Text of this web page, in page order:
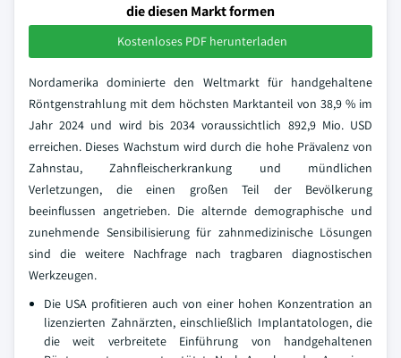
die diesen Markt formen
Kostenloses PDF herunterladen
Nordamerika dominierte den Weltmarkt für handgehaltene
Röntgenstrahlung mit dem höchsten Marktanteil von 38,9 % im
Jahr 2024 und wird bis 2034 voraussichtlich 892,9 Mio. USD
erreichen. Dieses Wachstum wird durch die hohe Prävalenz von
Zahnstau, Zahnfleischerkrankung und mündlichen
Verletzungen, die einen großen Teil der Bevölkerung
beeinflussen angetrieben. Die alternde demographische und
zunehmende Sensibilisierung für zahnmedizinische Lösungen
sind die weitere Nachfrage nach tragbaren diagnostischen
Werkzeugen.
Die USA profitieren auch von einer hohen Konzentration an
lizenzierten Zahnärzten, einschließlich Implantatologen, die
die weit verbreitete Einführung von handgehaltenen